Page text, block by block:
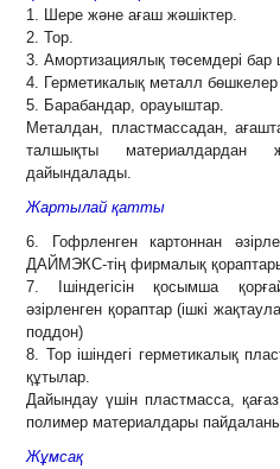
1. Шере және ағаш жәшіктер.
2. Тор.
3. Амортизациялық төсемдері
4. Герметикалық металл
5. Барабандар, орауыштар.
Металдан, пластмассадан,
талшықты материалдардан
дайындалады.
Жартылай қатты
6. Гофрленген картоннан
ДАЙМЭКС-тің фирмалық
7. Ішіндегісін қосымша
әзірленген қораптар (ішкі
поддон)
8. Тор ішіндегі герметикалық
құтылар.
Дайындау үшін пластмасса,
полимер материалдары
Жұмсақ